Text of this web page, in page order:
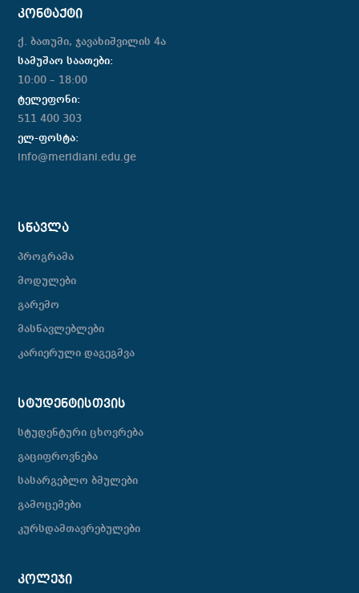
ᲙᲝᲜᲢᲐᲥᲢᲘ
ქ. ბათუმი, ჯავახიშვილის 4ა
სამუშაო საათები:
10:00 – 18:00
ტელეფონი:
511 400 303
ელ-ფოსტა:
info@meridiani.edu.ge
ᲡᲬᲐᲕᲚᲐ
პროგრამა
მოდულები
გარემო
მასწავლებლები
კარიერული დაგეგმვა
ᲡᲢᲣᲓᲔᲜᲢᲘᲡᲗᲕᲘᲡ
სტუდენტური ცხოვრება
გაციფროვნება
სასარგებლო ბმულები
გამოცემები
კურსდამთავრებულები
ᲙᲝᲚᲔᲯᲘ